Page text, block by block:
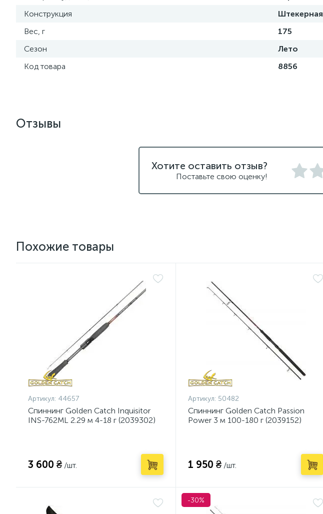
Конструкция
Штекерная
Вес, г
175
Сезон
Лето
Код товара
8856
Отзывы
Хотите оставить отзыв?
Поставьте свою оценку!
Похожие товары
Артикул: 44657
Спиннинг Golden Catch Inquisitor
INS-762ML 2.29 м 4-18 г (2039302)
3 600 ₴ /шт.
Артикул: 50482
Спиннинг Golden Catch Passion
Power 3 м 100-180 г (2039152)
1 950 ₴ /шт.
-30%